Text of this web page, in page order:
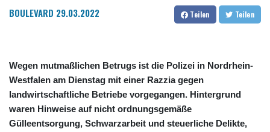
BOULEVARD 29.03.2022 Teilen Teilen
Wegen mutmaßlichen Betrugs ist die Polizei in Nordrhein-
Westfalen am Dienstag mit einer Razzia gegen
landwirtschaftliche Betriebe vorgegangen. Hintergrund
waren Hinweise auf nicht ordnungsgemäße
Gülleentsorgung, Schwarzarbeit und steuerliche Delikte,